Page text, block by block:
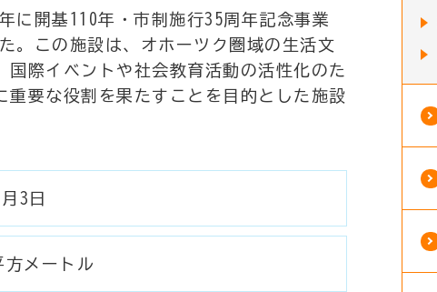
に開基110年・市制施行35周年記念事業
。この施設は、オホーツク圏域の生活文
際イベントや社会教育活動の活性化のた
要な役割を果たすことを目的とした施設
3日
メートル